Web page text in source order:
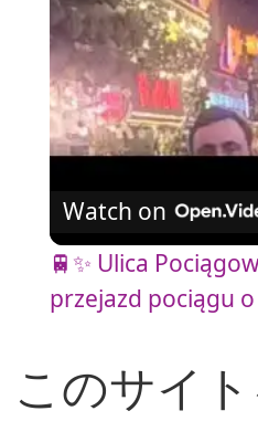
V
i
Watch on
🚆✨ Ulica
przejazd pociągu
このサイ